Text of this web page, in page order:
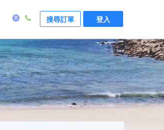
搜尋訂單 登入